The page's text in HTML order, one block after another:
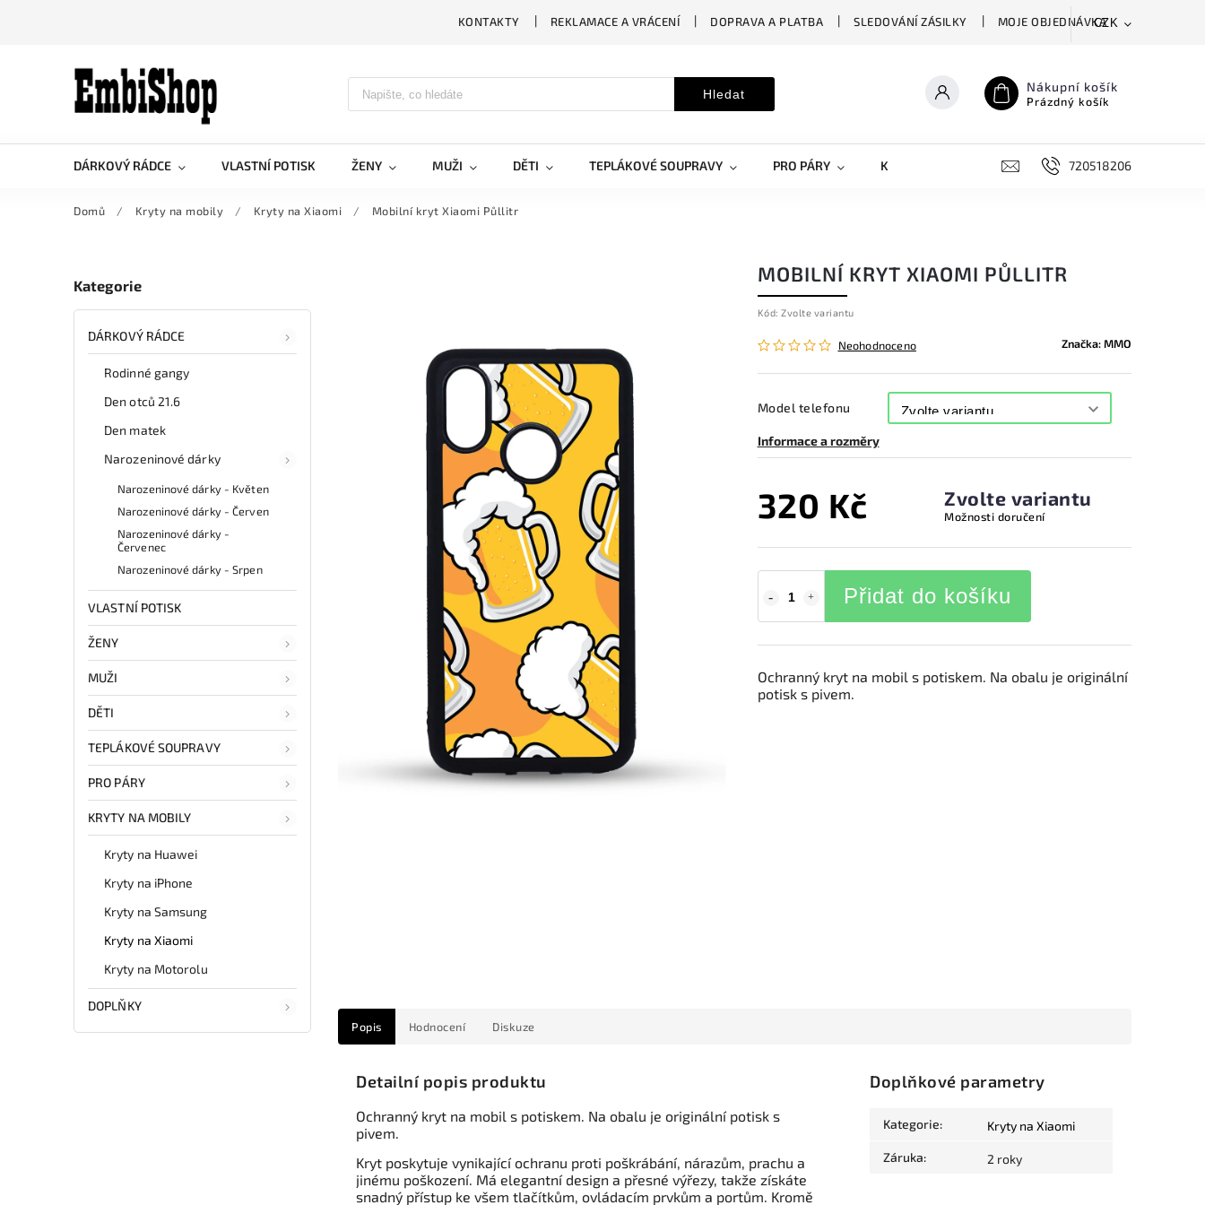
KONTAKTY REKLAMACE A VRÁCENÍ DOPRAVA A PLATBA SLEDOVÁNÍ ZÁSILKY MOJE OBJEDNÁVKACZK
Hledat Nákupní košík
Prázdný košík
DÁRKOVÝ RÁDCE VLASTNÍ POTISK ŽENY MUŽI DĚTI TEPLÁKOVÉ SOUPRAVY PRO PÁRY KRYTY NA MOBILY DOPLŇKY720518206
Domů / Kryty na mobily / Kryty na Xiaomi / Mobilní kryt Xiaomi Půllitr
Kategorie
DÁRKOVÝ RÁDCE
Rodinné gangy
Den otců 21.6
Den matek
Narozeninové dárky
Narozeninové dárky - Květen
Narozeninové dárky - Červen
Narozeninové dárky -
Červenec
Narozeninové dárky - Srpen
VLASTNÍ POTISK
ŽENY
MUŽI
DĚTI
TEPLÁKOVÉ SOUPRAVY
PRO PÁRY
KRYTY NA MOBILY
Kryty na Huawei
Kryty na iPhone
Kryty na Samsung
Kryty na Xiaomi
Kryty na Motorolu
DOPLŇKY
MOBILNÍ KRYT XIAOMI PŮLLITR
Kód: Zvolte variantu
Neohodnoceno Značka:MMO
Model telefonu
Informace a rozměry
320 Kč Zvolte variantu
Možnosti doručení
Přidat do košíku
Ochranný kryt na mobil s potiskem. Na obalu je originální
potisk s pivem.
Popis Hodnocení Diskuze
Detailní popis produktu
Ochranný kryt na mobil s potiskem. Na obalu je originální potisk s
pivem.
Kryt poskytuje vynikající ochranu proti poškrábání, nárazům, prachu a
jinému poškození. Má elegantní design a přesné výřezy, takže získáte
snadný přístup ke všem tlačítkům, ovládacím prvkům a portům. Kromě
Doplňkové parametry
Kategorie: Kryty na Xiaomi
Záruka: 2 roky